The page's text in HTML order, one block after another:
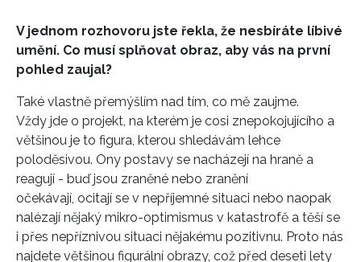
V jednom rozhovoru jste řekla, že nesbíráte líbivé
umění. Co musí splňovat obraz, aby vás na první
pohled zaujal?
Také vlastně přemýšlím nad tím, co mě zaujme.
Vždy jde o projekt, na kterém je cosi znepokojujícího a
většinou je to figura, kterou shledávám lehce
poloděsivou. Ony postavy se nacházejí na hraně a
reagují - buď jsou zraněné nebo zranění
očekávají, ocitají se v nepříjemné situaci nebo naopak
nalézají nějaký mikro-optimismus v katastrofě a těší se
i přes nepříznivou situaci nějakému pozitivnu. Proto nás
najdete většinou figurální obrazy, což před deseti lety